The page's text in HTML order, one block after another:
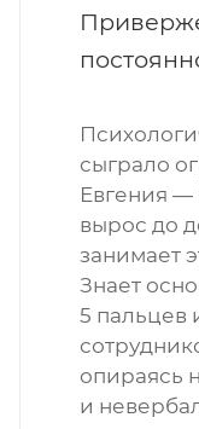
сыграло
Евгения —
вырос до
занимает
Знает
5 пальцев
опираясь
и